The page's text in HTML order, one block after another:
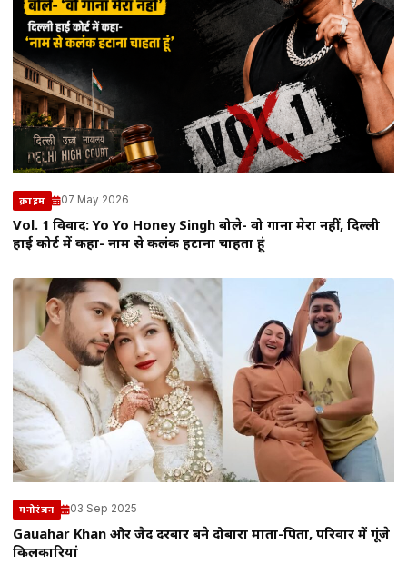
क्राइम 07 May 2026
Vol. 1 विवाद: Yo Yo Honey Singh बोले- वो गाना मेरा नहीं, दिल्ली
हाई कोर्ट में कहा- नाम से कलंक हटाना चाहता हूं
मनोरंजन 03 Sep 2025
Gauahar Khan और जैद दरबार बने दोबारा माता-पिता, परिवार में गूंजे
किलकारियां